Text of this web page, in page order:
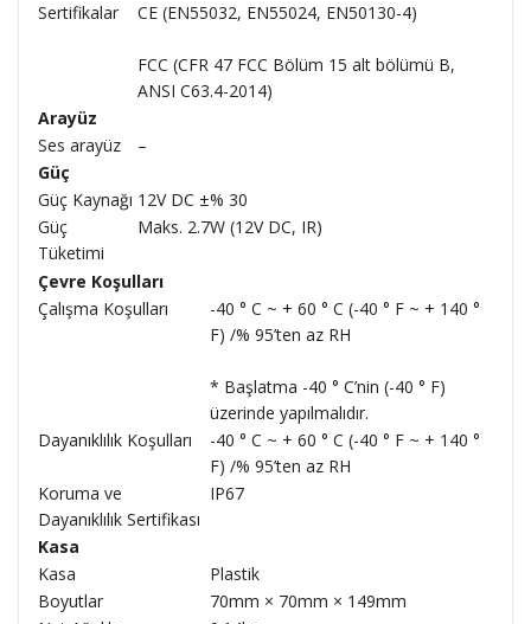
Sertifikalar
CE (EN55032, EN55024, EN50130-4)
FCC (CFR 47 FCC Bölüm 15 alt bölümü B,
ANSI C63.4-2014)
Arayüz
Ses arayüz
–
Güç
Güç Kaynağı 12V DC ±% 30
Güç
Tüketimi
Maks. 2.7W (12V DC, IR)
Çevre Koşulları
Çalışma Koşulları
-40 ° C ~ + 60 ° C (-40 ° F ~ + 140 °
F) /% 95’ten az RH
* Başlatma -40 ° C’nin (-40 ° F)
üzerinde yapılmalıdır.
Dayanıklılık Koşulları
-40 ° C ~ + 60 ° C (-40 ° F ~ + 140 °
F) /% 95’ten az RH
Koruma ve
Dayanıklılık Sertifikası
IP67
Kasa
Kasa
Plastik
Boyutlar
70mm × 70mm × 149mm